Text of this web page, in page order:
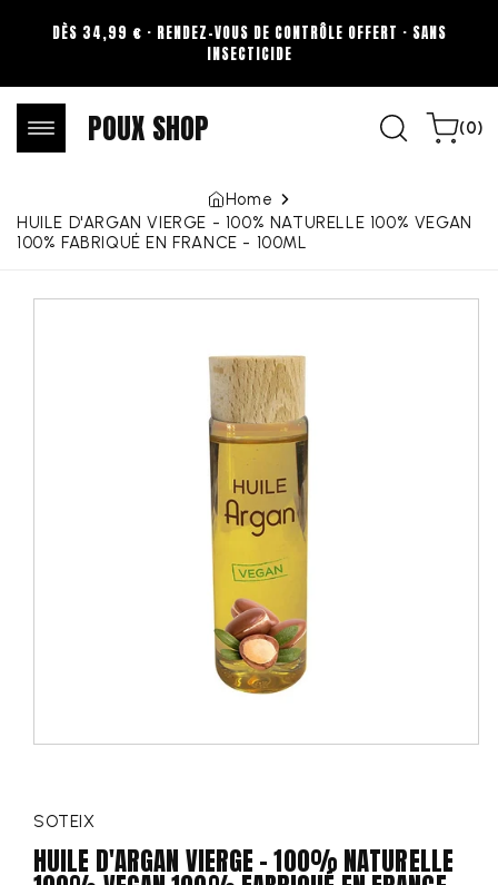
Skip to
content
DÈS 34,99 € · RENDEZ-VOUS DE CONTRÔLE OFFERT · SANS
INSECTICIDE
POUX SHOP Cart(0)
0
items
Home
HUILE D'ARGAN VIERGE - 100% NATURELLE 100% VEGAN
100% FABRIQUÉ EN FRANCE - 100ML
SOTEIX
HUILE D'ARGAN VIERGE - 100% NATURELLE